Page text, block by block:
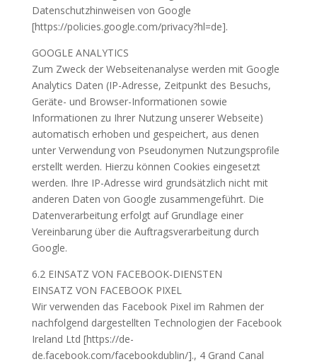
Datenschutzhinweisen von Google
[https://policies.google.com/privacy?hl=de].
GOOGLE ANALYTICS
Zum Zweck der Webseitenanalyse werden mit Google
Analytics Daten (IP-Adresse, Zeitpunkt des Besuchs,
Geräte- und Browser-Informationen sowie
Informationen zu Ihrer Nutzung unserer Webseite)
automatisch erhoben und gespeichert, aus denen
unter Verwendung von Pseudonymen Nutzungsprofile
erstellt werden. Hierzu können Cookies eingesetzt
werden. Ihre IP-Adresse wird grundsätzlich nicht mit
anderen Daten von Google zusammengeführt. Die
Datenverarbeitung erfolgt auf Grundlage einer
Vereinbarung über die Auftragsverarbeitung durch
Google.
6.2 EINSATZ VON FACEBOOK-DIENSTEN
EINSATZ VON FACEBOOK PIXEL
Wir verwenden das Facebook Pixel im Rahmen der
nachfolgend dargestellten Technologien der Facebook
Ireland Ltd [https://de-
de.facebook.com/facebookdublin/]., 4 Grand Canal